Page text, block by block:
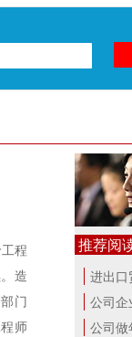
程
造
门
师
推荐阅
进出口
公司企
公司做